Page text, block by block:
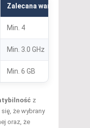
Zalecana wartość
Min. 4
Min. 3.0 GHz
Min. 6 GB
z
że wybrany
oraz, że